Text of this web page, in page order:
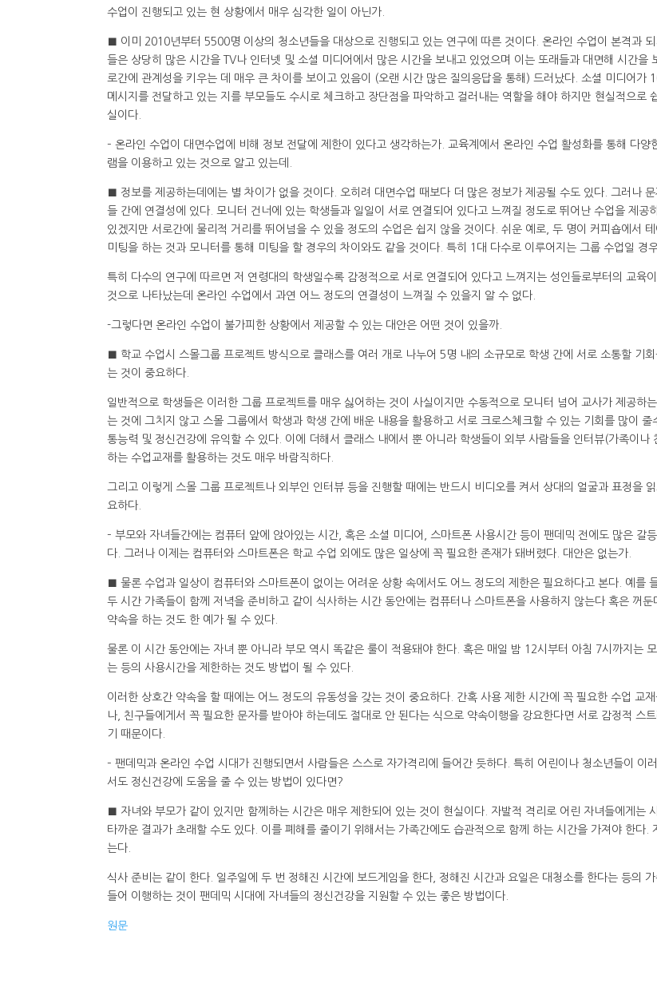
수업이 진행되고 있는 현 상황에서 매우 심각한 일이 아닌가.
■ 이미 2010년부터 5500명 이상의 청소년들을 대상으로 진행되고 있는 연구에 따른 것이다. 온라인 수업이 본격과
들은 상당히 많은 시간을 TV나 인터넷 및 소셜 미디어에서 많은 시간을 보내고 있었으며 이는 또래들과 대면해 시간을
로간에 관계성을 키우는 데 매우 큰 차이를 보이고 있음이 (오랜 시간 많은 질의응답을 통해) 드러났다. 소셜 미디어가
메시지를 전달하고 있는 지를 부모들도 수시로 체크하고 장단점을 파악하고 걸러내는 역할을 해야 하지만 현실적으로
실이다.
– 온라인 수업이 대면수업에 비해 정보 전달에 제한이 있다고 생각하는가. 교육계에서 온라인 수업 활성화를 통해 다양
램을 이용하고 있는 것으로 알고 있는데.
■ 정보를 제공하는데에는 별 차이가 없을 것이다. 오히려 대면수업 때보다 더 많은 정보가 제공될 수도 있다. 그러나
들 간에 연결성에 있다. 모니터 건너에 있는 학생들과 일일이 서로 연결되어 있다고 느껴질 정도로 뛰어난 수업을 제공
있겠지만 서로간에 물리적 거리를 뛰어넘을 수 있을 정도의 수업은 쉽지 않을 것이다. 쉬운 예로, 두 명이 커피숍에서
미팅을 하는 것과 모니터를 통해 미팅을 할 경우의 차이와도 같을 것이다. 특히 1대 다수로 이루어지는 그룹 수업일 경
특히 다수의 연구에 따르면 저 연령대의 학생일수록 감정적으로 서로 연결되어 있다고 느껴지는 성인들로부터의 교육
것으로 나타났는데 온라인 수업에서 과연 어느 정도의 연결성이 느껴질 수 있을지 알 수 없다.
-그렇다면 온라인 수업이 불가피한 상황에서 제공할 수 있는 대안은 어떤 것이 있을까.
■ 학교 수업시 스몰그룹 프로젝트 방식으로 클래스를 여러 개로 나누어 5명 내의 소규모로 학생 간에 서로 소통할 기
는 것이 중요하다.
일반적으로 학생들은 이러한 그룹 프로젝트를 매우 싫어하는 것이 사실이지만 수동적으로 모니터 넘어 교사가 제공하
는 것에 그치지 않고 스몰 그룹에서 학생과 학생 간에 배운 내용을 활용하고 서로 크로스체크할 수 있는 기회를 많이 줄
통능력 및 정신건강에 유익할 수 있다. 이에 더해서 클래스 내에서 뿐 아니라 학생들이 외부 사람들을 인터뷰(가족이나
하는 수업교재를 활용하는 것도 매우 바람직하다.
그리고 이렇게 스몰 그룹 프로젝트나 외부인 인터뷰 등을 진행할 때에는 반드시 비디오를 켜서 상대의 얼굴과 표정을
요하다.
– 부모와 자녀들간에는 컴퓨터 앞에 앉아있는 시간, 혹은 소셜 미디어, 스마트폰 사용시간 등이 팬데믹 전에도 많은 갈
다. 그러나 이제는 컴퓨터와 스마트폰은 학교 수업 외에도 많은 일상에 꼭 필요한 존재가 돼버렸다. 대안은 없는가.
■ 물론 수업과 일상이 컴퓨터와 스마트폰이 없이는 어려운 상황 속에서도 어느 정도의 제한은 필요하다고 본다. 예를
두 시간 가족들이 함께 저녁을 준비하고 같이 식사하는 시간 동안에는 컴퓨터나 스마트폰을 사용하지 않는다 혹은 꺼둔
약속을 하는 것도 한 예가 될 수 있다.
물론 이 시간 동안에는 자녀 뿐 아니라 부모 역시 똑같은 룰이 적용돼야 한다. 혹은 매일 밤 12시부터 아침 7시까지는
는 등의 사용시간을 제한하는 것도 방법이 될 수 있다.
이러한 상호간 약속을 할 때에는 어느 정도의 유동성을 갖는 것이 중요하다. 간혹 사용 제한 시간에 꼭 필요한 수업 교재
나, 친구들에게서 꼭 필요한 문자를 받아야 하는데도 절대로 안 된다는 식으로 약속이행을 강요한다면 서로 감정적 스
기 때문이다.
– 팬데믹과 온라인 수업 시대가 진행되면서 사람들은 스스로 자가격리에 들어간 듯하다. 특히 어린이나 청소년들이 이
서도 정신건강에 도움을 줄 수 있는 방법이 있다면?
■ 자녀와 부모가 같이 있지만 함께하는 시간은 매우 제한되어 있는 것이 현실이다. 자발적 격리로 어린 자녀들에게는
타까운 결과가 초래할 수도 있다. 이를 폐해를 줄이기 위해서는 가족간에도 습관적으로 함께 하는 시간을 가져야 한다.
는다.
식사 준비는 같이 한다. 일주일에 두 번 정해진 시간에 보드게임을 한다, 정해진 시간과 요일은 대청소를 한다는 등의
들어 이행하는 것이 팬데믹 시대에 자녀들의 정신건강을 지원할 수 있는 좋은 방법이다.
원문